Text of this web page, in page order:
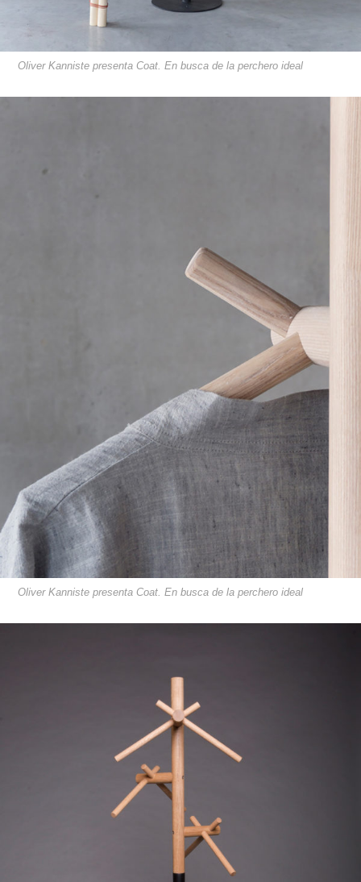
Oliver Kanniste presenta Coat. En busca de la perchero ideal
Oliver Kanniste presenta Coat. En busca de la perchero ideal